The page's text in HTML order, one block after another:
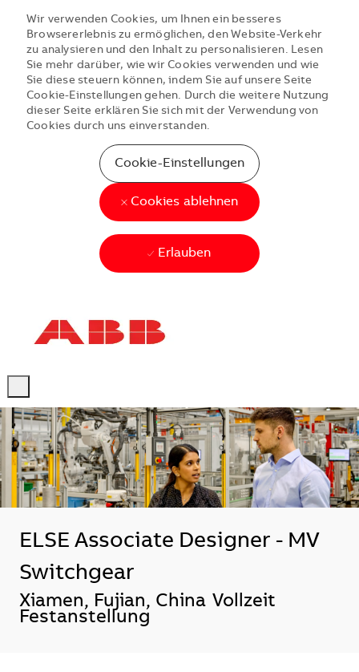
--
Wir verwenden Cookies, um Ihnen ein besseres
Browsererlebnis zu ermöglichen, den Website-Verkehr
zu analysieren und den Inhalt zu personalisieren. Lesen
Sie mehr darüber, wie wir Cookies verwenden und wie
Sie diese steuern können, indem Sie auf unsere Seite
Cookie-Einstellungen gehen. Durch die weitere Nutzung
dieser Seite erklären Sie sich mit der Verwendung von
Cookies durch uns einverstanden.
Cookie-Einstellungen
Cookies ablehnen
Erlauben
ELSE Associate Designer - MV
Switchgear
Standort
Xiamen, Fujian, China Vollzeit
Festanstellung